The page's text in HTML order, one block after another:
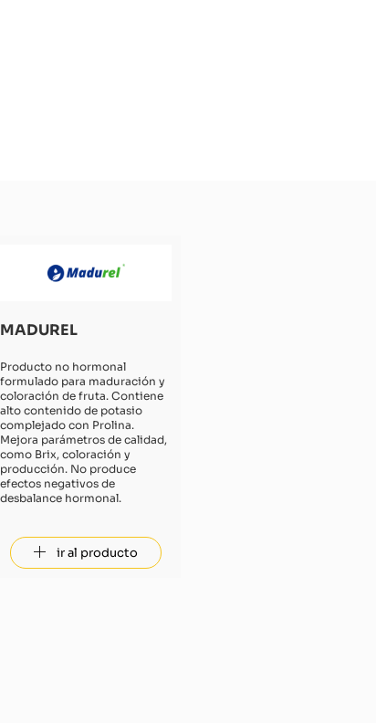
MADUREL
Producto no hormonal
formulado para maduración y
coloración de fruta. Contiene
alto contenido de potasio
complejado con Prolina.
Mejora parámetros de calidad,
como Brix, coloración y
producción. No produce
efectos negativos de
desbalance hormonal.
ir al producto